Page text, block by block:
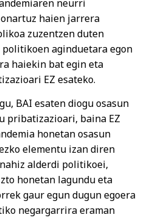
neurri
haien jarrera
zuzentzen duten
aginduetara egon
haiekin bat egin eta
EZ esateko.
BAI esaten diogu osasun
pribatizazioari, baina EZ
honetan osasun
elementu izan diren
alderdi politikoei,
honetan lagundu eta
gaur egun dugun egoera
negargarrira eraman